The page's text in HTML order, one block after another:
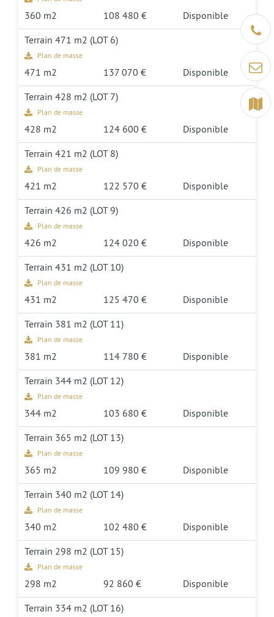
Être
Contact
Terrain
360 m2 108 480 €
Disponible
Terrain 471 m2 (LOT 6)
Plan de masse
471 m2 137 070 €
Disponible
Terrain 428 m2 (LOT 7)
Plan de masse
428 m2 124 600 €
Disponible
Terrain 421 m2 (LOT 8)
Plan de masse
421 m2 122 570 €
Disponible
Terrain 426 m2 (LOT 9)
Plan de masse
426 m2 124 020 €
Disponible
Terrain 431 m2 (LOT 10)
Plan de masse
431 m2 125 470 €
Disponible
Terrain 381 m2 (LOT 11)
Plan de masse
381 m2 114 780 €
Disponible
Terrain 344 m2 (LOT 12)
Plan de masse
344 m2 103 680 €
Disponible
Terrain 365 m2 (LOT 13)
Plan de masse
365 m2 109 980 €
Disponible
Terrain 340 m2 (LOT 14)
Plan de masse
340 m2 102 480 €
Disponible
Terrain 298 m2 (LOT 15)
Plan de masse
298 m2 92 860 €
Disponible
Terrain 334 m2 (LOT 16)